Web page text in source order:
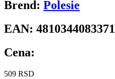
Brend: Polesie
EAN: 4810344083371
Cena:
509 RSD